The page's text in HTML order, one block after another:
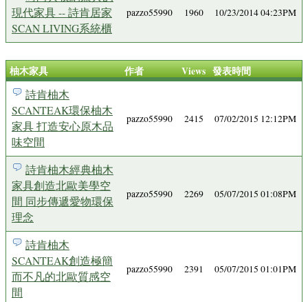
現代家具 -- 詩肯居家
SCAN LIVING系統櫃
pazzo55990 1960 10/23/2014 04:23PM
柚木家具 作者 Views 發表時間
詩肯柚木
SCANTEAK環保柚木
家具 打造安心原木品
味空間
pazzo55990 2415 07/02/2015 12:12PM
詩肯柚木經典柚木
家具創造北歐美學空
間 同步傳遞愛物環保
理念
pazzo55990 2269 05/07/2015 01:08PM
詩肯柚木
SCANTEAK創造極簡
而不凡的北歐質感空
間
pazzo55990 2391 05/07/2015 01:01PM